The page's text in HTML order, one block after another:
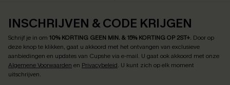
INSCHRIJVEN & CODE KRIJGEN
Schrijf je in om 10% KORTING GEEN MIN. & 15% KORTING OP 2ST+. Door op
deze knop te klikken, gaat u akkoord met het ontvangen van exclusieve
aanbiedingen en updates van Cupshe via e-mail. U gaat ook akkoord met onze
Algemene Voorwaarden en Privacybeleid. U kunt zich op elk moment
uitschrijven.